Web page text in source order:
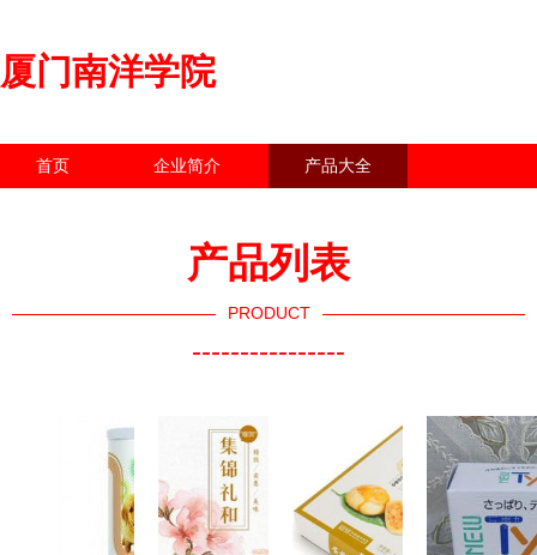
厦门南洋学院
首页 企业简介 产品大全
产品列表
PRODUCT
----------------